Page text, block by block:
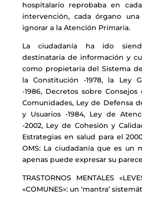
hospitalario reprobaba en
intervención, cada órgano una
ignorar a la Atención Primaria.
La ciudadanía ha ido
destinataria de información y
como propietaria del Sistema
la Constitución -1978, la Ley
-1986, Decretos sobre
Comunidades, Ley de Defensa
y Usuarios -1984, Ley de
-2002, Ley de Cohesión y
Estrategias en salud para el
OMS: La ciudadanía que es un
apenas puede expresar su
TRASTORNOS MENTALES
«COMUNES»: un ‘mantra’